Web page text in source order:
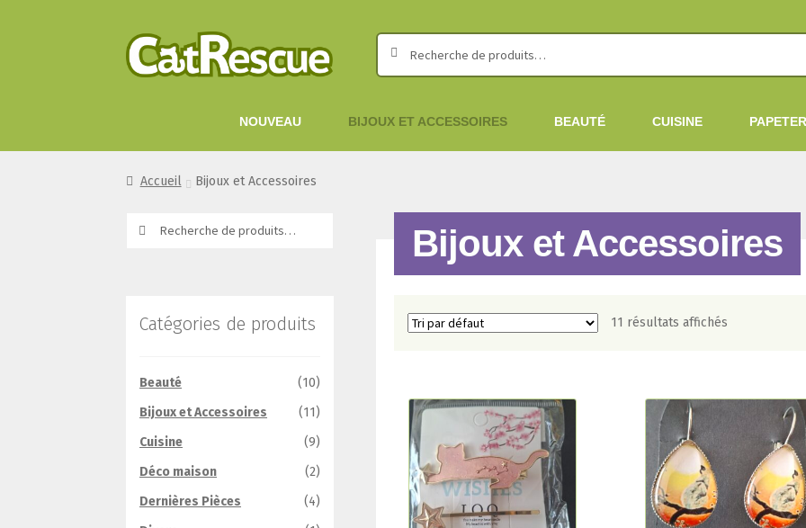
Aller
à
Aller
au
Recherche
pour :
Recherche
NOUVEAU BIJOUX ET ACCESSOIRES BEAUTÉ CUISINE
Accueil Bijoux et Accessoires
Bijoux et Accessoires
11 résultats affichés
Catégories de produits
Beauté
(10)
Bijoux et Accessoires
(11)
Cuisine
(9)
Déco maison
(2)
Dernières Pièces
(4)